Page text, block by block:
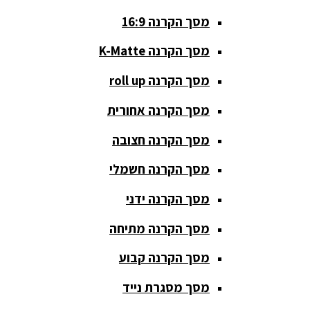
סאבים
וחצובות
ערכת קריוקי
שקטות
מערכות
הגברה
פלטות DJ
קונטרולים
מסך הקרנה 16:9
מסך הקרנה K-Matte
מסך הקרנה roll up
מסך הקרנה אחורית
מסך הקרנה חצובה
מסך הקרנה חשמלי
מסך הקרנה ידני
מסך הקרנה מתיחה
מסך הקרנה קבוע
מסך מסגרת נייד